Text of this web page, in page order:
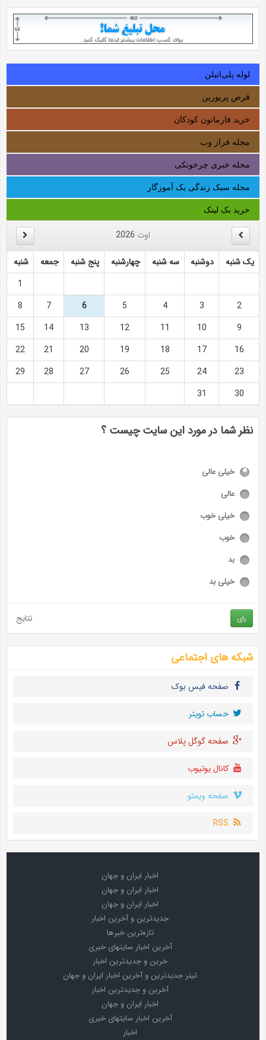
لوله‌ پلی‌اتیلن
قرص پریورین
خرید فارماتون کودکان
مجله فراز وب
مجله خبری چرخونکی
مجله سبک زندگی یک آموزگار
خرید بک لینک
اوت 2026
یک شنبه دوشنبه سه شنبه چهارشنبه پنج شنبه جمعه
شنبه
1
2
3
4
5
6
7
8
9
10
11
12
13
14
15
16
17
18
19
20
21
22
23
24
25
26
27
28
29
30
31
نظر شما در مورد این سایت چیست ؟
خیلی عالی
عالی
خیلی خوب
خوب
بد
خیلی بد
رای نتایج
شبکه های اجتماعی
صفحه فیس بوک
حساب تويتر
صفحه گوگل پلاس
کانال یوتیوب
صفحه ویمئو
RSS
اخبار ایران و جهان
اخبار ایران و جهان
اخبار ایران و جهان
جدیدترین و آخرین اخبار
تازه‌ترین خبرها
آخرین اخبار سایتهای خبری
خرین و جدیدترین اخبار
تیتر جدیدترین و آخرین اخبار ایران و جهان
آخرین و جدیدترین اخبار
اخبار ایران و جهان
آخرین اخبار سایتهای خبری
اخبار